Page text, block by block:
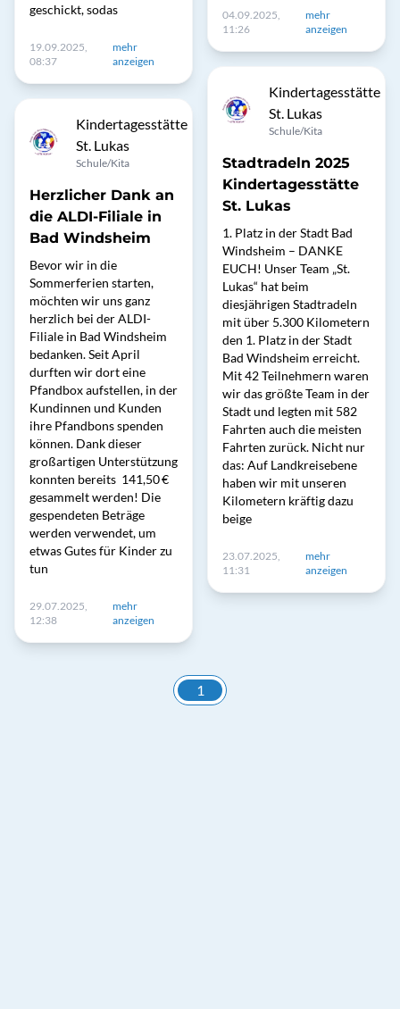
geschickt, sodas
19.09.2025,
08:37
mehr
anzeigen
Kindertagesstätte
St. Lukas
Schule/Kita
Herzlicher Dank an
die ALDI-Filiale in
Bad Windsheim
Bevor wir in die
Sommerferien starten,
möchten wir uns ganz
herzlich bei der ALDI-
Filiale in Bad Windsheim
bedanken. Seit April
durften wir dort eine
Pfandbox aufstellen, in der
Kundinnen und Kunden
ihre Pfandbons spenden
können. Dank dieser
großartigen Unterstützung
konnten bereits 141,50 €
gesammelt werden! Die
gespendeten Beträge
werden verwendet, um
etwas Gutes für Kinder zu
tun
29.07.2025,
12:38
mehr
anzeigen
04.09.2025,
11:26
mehr
anzeigen
Kindertagesstätte
St. Lukas
Schule/Kita
Stadtradeln 2025
Kindertagesstätte
St. Lukas
1. Platz in der Stadt Bad
Windsheim – DANKE
EUCH! Unser Team „St.
Lukas“ hat beim
diesjährigen Stadtradeln
mit über 5.300 Kilometern
den 1. Platz in der Stadt
Bad Windsheim erreicht.
Mit 42 Teilnehmern waren
wir das größte Team in der
Stadt und legten mit 582
Fahrten auch die meisten
Fahrten zurück. Nicht nur
das: Auf Landkreisebene
haben wir mit unseren
Kilometern kräftig dazu
beige
23.07.2025,
11:31
mehr
anzeigen
1